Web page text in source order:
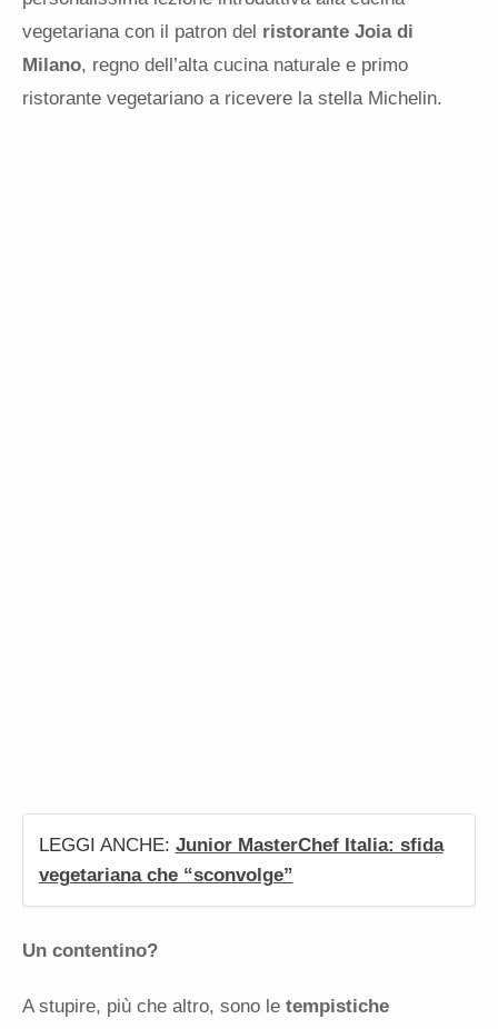
vegetariana con il patron del ristorante Joia di
Milano, regno dell’alta cucina naturale e primo
ristorante vegetariano a ricevere la stella Michelin.
LEGGI ANCHE: Junior MasterChef Italia: sfida
vegetariana che “sconvolge”
Un contentino?
A stupire, più che altro, sono le tempistiche